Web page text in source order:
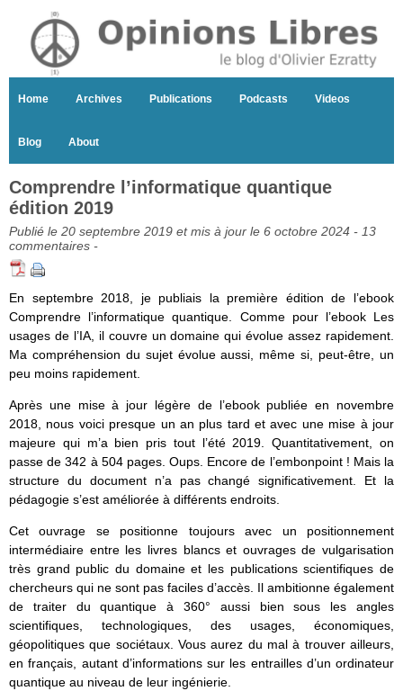
Home Archives Publications Podcasts Videos
Blog About
Comprendre l’informatique quantique
édition 2019
Publié le 20 septembre 2019 et mis à jour le 6 octobre 2024 - 13
commentaires -
En septembre 2018, je publiais la première édition de l’ebook
Comprendre l’informatique quantique. Comme pour l’ebook Les
usages de l’IA, il couvre un domaine qui évolue assez rapidement.
Ma compréhension du sujet évolue aussi, même si, peut-être, un
peu moins rapidement.
Après une mise à jour légère de l’ebook publiée en novembre
2018, nous voici presque un an plus tard et avec une mise à jour
majeure qui m’a bien pris tout l’été 2019. Quantitativement, on
passe de 342 à 504 pages. Oups. Encore de l’embonpoint ! Mais la
structure du document n’a pas changé significativement. Et la
pédagogie s’est améliorée à différents endroits.
Cet ouvrage se positionne toujours avec un positionnement
intermédiaire entre les livres blancs et ouvrages de vulgarisation
très grand public du domaine et les publications scientifiques de
chercheurs qui ne sont pas faciles d’accès. Il ambitionne également
de traiter du quantique à 360° aussi bien sous les angles
scientifiques, technologiques, des usages, économiques,
géopolitiques que sociétaux. Vous aurez du mal à trouver ailleurs,
en français, autant d’informations sur les entrailles d’un ordinateur
quantique au niveau de leur ingénierie.